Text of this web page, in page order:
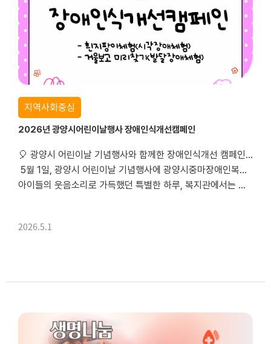
지역사회중심
2026년 광양시어린이날행사 장애인식개선캠페인
🎈 광양시 어린이날 기념행사와 함께한 장애인식개선 캠페인 💙
5월 1일, 광양시 어린이날 기념행사에 광양시중마장애인복지관도 함께했습니다!
아이들의 웃음소리로 가득했던 특별한 하루, 복지관에서는 장애에 대한 이해와 공감을 나누기 위한 장애인식개선 캠페인 부스를 운영했습니다 😊
2026.5.1